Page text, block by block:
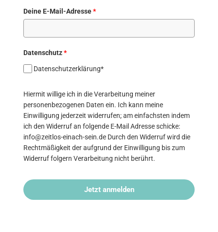
Deine E-Mail-Adresse*
Datenschutz*
Datenschutzerklärung*
Hiermit willige ich in die Verarbeitung meiner
personenbezogenen Daten ein. Ich kann meine
Einwilligung jederzeit widerrufen; am einfachsten indem
ich den Widerruf an folgende E-Mail Adresse schicke:
info@zeitlos-einach-sein.de Durch den Widerruf wird die
Rechtmäßigkeit der aufgrund der Einwilligung bis zum
Widerruf folgern Verarbeitung nicht berührt.
Jetzt anmelden